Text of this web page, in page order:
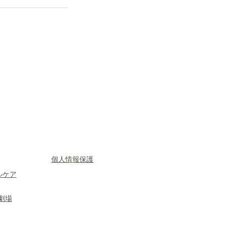
場
​個人情報保護
ケア